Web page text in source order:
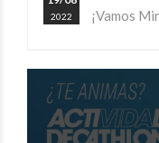
¡Vamos
2022